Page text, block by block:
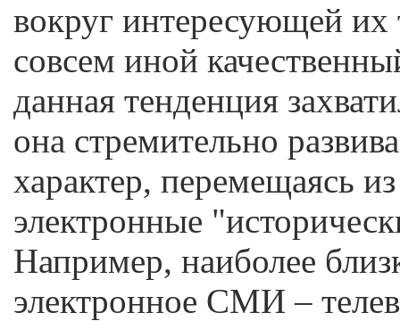
вокруг интересующей
совсем иной
данная тенденция
она стремительно
характер, перемещаясь
электронные
Например, наиболее
электронное СМИ –